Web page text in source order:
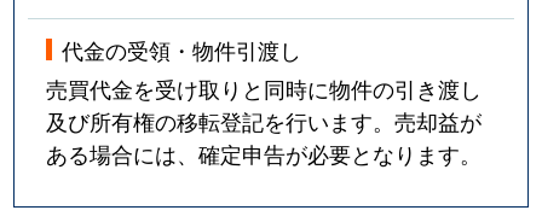
代金の受領・物件引渡し
売買代金を受け取りと同時に物件の引き渡し
及び所有権の移転登記を行います。売却益が
ある場合には、確定申告が必要となります。